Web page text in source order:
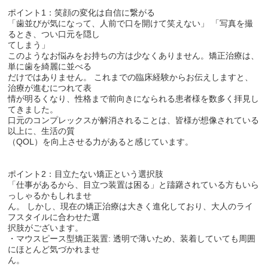
ポイント1：笑顔の変化は自信に繋がる
「歯並びが気になって、人前で口を開けて笑えない」 「写真を撮
るとき、つい口元を隠し
てしまう」
このようなお悩みをお持ちの方は少なくありません。矯正治療は、
単に歯を綺麗に並べる
だけではありません。 これまでの臨床経験からお伝えしますと、
治療が進むにつれて表
情が明るくなり、性格まで前向きになられる患者様を数多く拝見し
てきました。
口元のコンプレックスが解消されることは、皆様が想像されている
以上に、生活の質
（QOL）を向上させる力があると感じています。
ポイント2：目立たない矯正という選択肢
「仕事があるから、目立つ装置は困る」と躊躇されている方もいら
っしゃるかもしれませ
ん。 しかし、現在の矯正治療は大きく進化しており、大人のライ
フスタイルに合わせた選
択肢がございます。
・マウスピース型矯正装置: 透明で薄いため、装着していても周囲
にほとんど気づかれませ
ん。